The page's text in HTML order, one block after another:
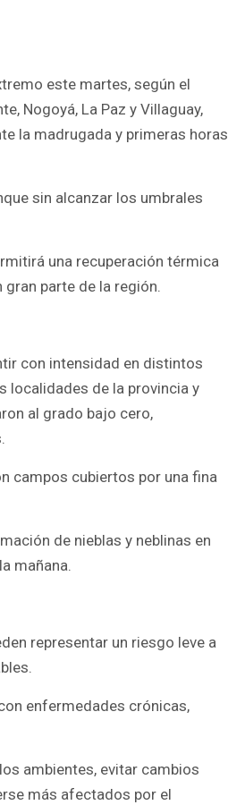
este martes, según el
Nogoyá, La Paz y Villaguay,
la madrugada y primeras horas
sin alcanzar los umbrales
una recuperación térmica
parte de la región.
con intensidad en distintos
localidades de la provincia y
al grado bajo cero,
campos cubiertos por una fina
de nieblas y neblinas en
mañana.
representar un riesgo leve a
enfermedades crónicas,
ambientes, evitar cambios
más afectados por el